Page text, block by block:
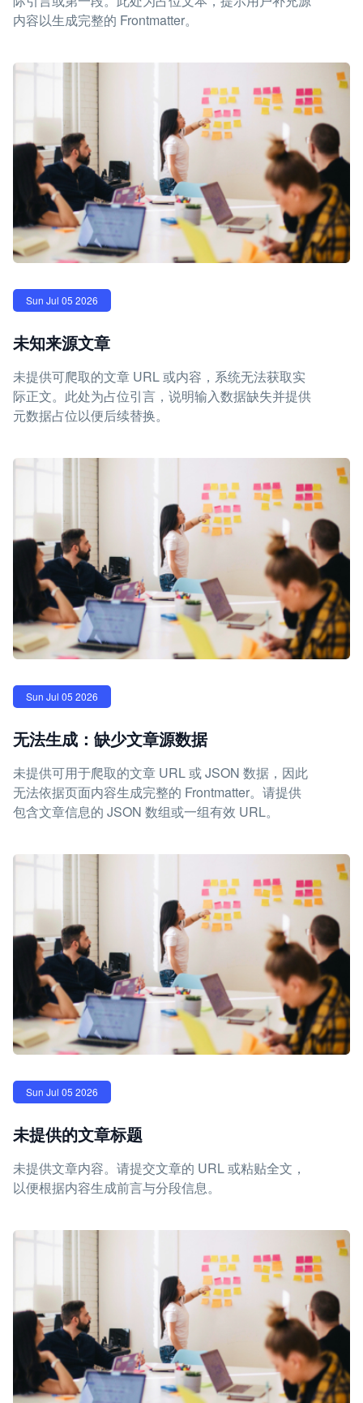
内容以生成完整的 Frontmatter。
Sun Jul 05 2026
未知来源文章
未提供可爬取的文章 URL 或内容，系统无法获取实
际正文。此处为占位引言，说明输入数据缺失并提供
元数据占位以便后续替换。
Sun Jul 05 2026
无法生成：缺少文章源数据
未提供可用于爬取的文章 URL 或 JSON 数据，因此
无法依据页面内容生成完整的 Frontmatter。请提供
包含文章信息的 JSON 数组或一组有效 URL。
Sun Jul 05 2026
未提供的文章标题
未提供文章内容。请提交文章的 URL 或粘贴全文，
以便根据内容生成前言与分段信息。